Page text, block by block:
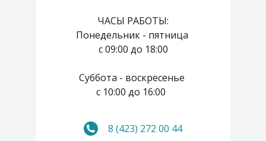
ЧАСЫ РАБОТЫ:
Понедельник - пятница
с 09:00 до 18:00
Суббота - воскресенье
с 10:00 до 16:00
8 (423) 272 00 44